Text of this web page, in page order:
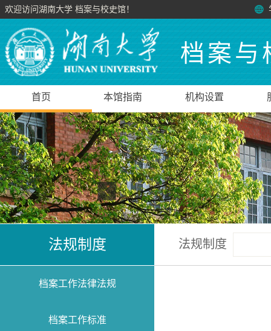
欢迎访问湖南大学 档案与校史馆！
档案与
首页 本馆指南 机构设置
法规制度
档案工作法律法规
档案工作标准
法规制度